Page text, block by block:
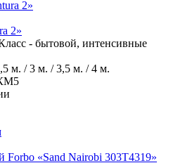
2»
- бытовой, интенсивные
м. / 3 м. / 3,5 м. / 4 м.